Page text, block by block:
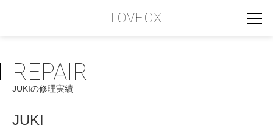
LOVEOX
PHILOSOPHY
フィロソフィー
COMPANY PROFILE
REPAIR
JUKIの修理実績
JUKI